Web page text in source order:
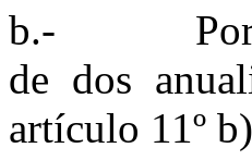
b.- Por no
de dos
artículo 11º